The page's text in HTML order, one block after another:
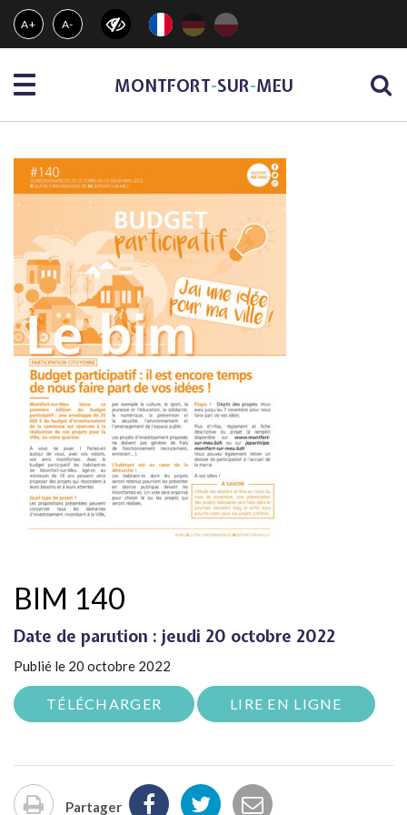
Gestion des traceurs
A+ A-
Menu MONTFORT-SUR-MEU
BIM 140
Date de parution : jeudi 20 octobre 2022
Publié le 20 octobre 2022
TÉLÉCHARGER LIRE EN LIGNE
Partager